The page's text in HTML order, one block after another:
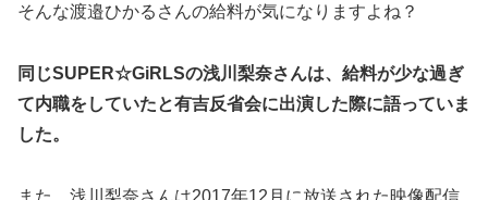
そんな渡邉ひかるさんの給料が気になりますよね？
同じSUPER☆GiRLSの浅川梨奈さんは、給料が少な過ぎ
て内職をしていたと有吉反省会に出演した際に語っていま
した。
また、浅川梨奈さんは2017年12月に放送された映像配信